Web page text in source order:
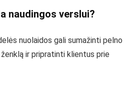
naudingos verslui?
nuolaidos gali sumažinti pelno
ir pripratinti klientus prie